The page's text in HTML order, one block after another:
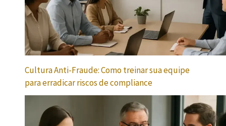
Cultura Anti-Fraude: Como treinar sua equipe
para erradicar riscos de compliance